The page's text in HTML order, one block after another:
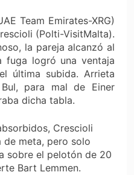
Team Emirates-XRG)
(Polti-VisitMalta).
la pareja alcanzó al
fuga logró una ventaja
última subida. Arrieta
para mal de Einer
dicha tabla.
Crescioli
de meta, pero solo
sobre el pelotón de 20
Bart Lemmen.